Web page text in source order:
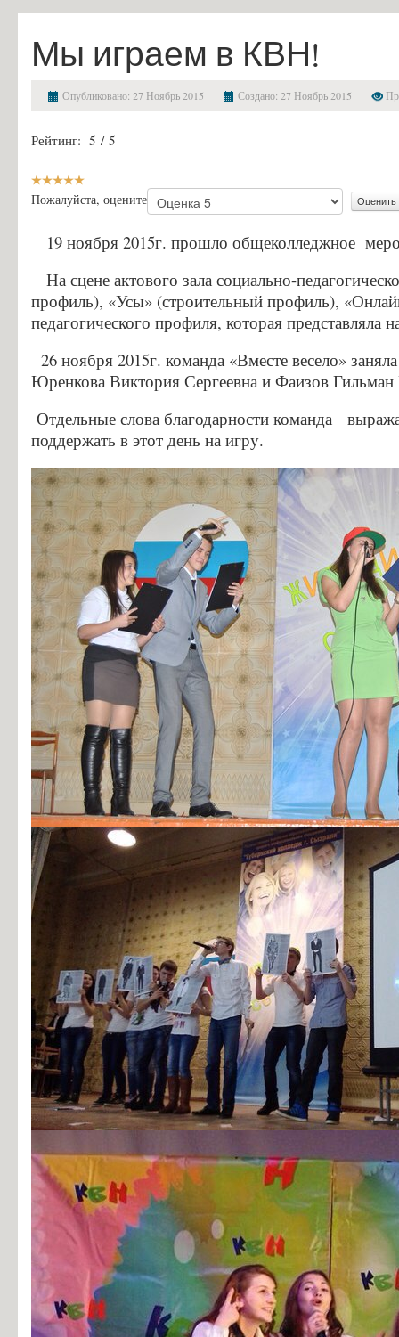
Вакантные места для приема (перевода) обучающихся
Организация питания в образовательной организации
Абитуриенту
Приемная комиссия и правила приёма
Перечень специальностей и профессий и требования к уровню
Перечень вступительных испытаний
Предварительный медицинский осмотр (обследование)
Конкурс заявлений абитуриентов ГБПОУ «ГК г. СЫЗРАНИ»
Вопросы-ответы
Образовательный кредит с государственной поддержкой
Основание для представления льгот
Особенности приема иностранных граждан
Заочное обучение
Дополнительное профессиональное образование
Студентам
Льготный кредит на образование
Информация об организации ежедневных «входных фильтров»
Выпускникам
Анкета для выпускников
Информация об общежитиях
Заочное отделение
О порядке участия в ЕГЭ
Информация о закреплении за каждой группой отдельного
Памятки по безопасности
Мы играем в КВН!
Опубликовано: 27 Ноябрь 2015 Создано: 27 Ноябрь 2015
Рейтинг: 5 / 5
Пожалуйста, оцените
19 ноября 2015г. прошло общеколледжное
На сцене актового зала социально-
профиль), «Усы» (строительный профиль),
педагогического профиля, которая
26 ноября 2015г. команда «Вместе весело»
Юренкова Виктория Сергеевна и Фаизов
Отдельные слова благодарности команда
поддержать в этот день на игру.